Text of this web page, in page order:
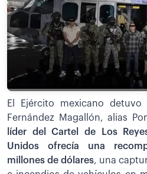
El Ejército mexicano
Fernández Magallón, alias
líder del Cartel de Los
Unidos ofrecía una
millones de dólares, una